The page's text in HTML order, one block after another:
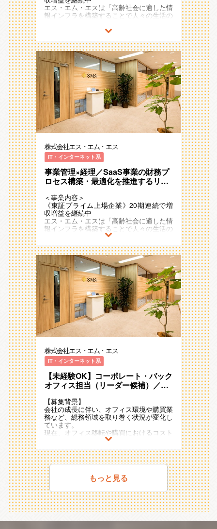
りごとは気軽に相談できる環境です。
■職務内容
・事業や所属部門の状況の変化等により、
会社の指示する職務内容へ変更することが
ある
・上記ルーティン業務の改善・効率化
・新規商材・新サービスの受注～入金
・J-SOX等の監査対応 など
ら、役割を柔軟に調整させていただきます
＜仕事のやりがい・働く魅力＞
【成長企業における業務経験】
成長企業ならではの変化に富んだ環境にお
いて、主体的かつ創造的な業務経験を積む
ことができます。
【多種多様なサービス対応】
人材紹介をメインとした様々なサービスが
あり、それぞれ得意先の傾向や用いる収益
認識基準などが異なるため、1企業に所属
しながら多くの経験を積むことができま
【事業貢献】
事業に直接繋がる業務を行っているため、
改善・効率化の成果がダイレクトに事業側
の改善・効率化へ繋がり、貢献実感が得ら
れやすいです。
＜将来のキャリアパス＞
【財務企画部内のキャリアパス】
ご本人の興味や志向性にもよりますが、具
体的には以下のようなキャリアパスが想定
されます。
・ローテーションや役割の拡張を通じて、
複数事業の業務を担当していただく。
・複数の業務で成果を出し続けた上で、マ
ネージャとして後輩の育成・マネジメント
に携わっていただく。
・部内の他グループ（経理財務・事業支
援・海外子会社管理）へ異動し経理として
の経験を積んでいく。
【全社横断的なキャリアパス】
財務企画部に固定されるわけではなく、柔
軟かつ豊富なキャリアパスが存在します。
・経営企画部門など他のコーポレート部門
・事業部への役割拡張（事業側の経営管理
責任者等）
＜入社後の流れ＞
入社後は全体研修を実施し、会社の理念や
事業内容、各種制度について説明します。
でキャッチアップを進めていただきます。
即戦力としてご活躍いただけるよう、必要
に応じてサポートしますので、不明点や困
りごとは気軽に相談できる環境です。
■勤務場所
・記載の勤務場所および会社の指定する場
所とする
■職務内容
・事業や所属部門の状況の変化等により、
会社の指示する職務内容へ変更することが
ある
■就業時間
・事業や所属部門の状況変化等により、就
業時間を変更することがある
販管経理グループでは、売上・請求・入金
といったルーティン業務をこなしながら、
ラブルに対応し、経理担当者が窓口となっ
て解決へと導く重要な役割を担っていま
す。
収益認識・消費税法・監査などの経理知識
を駆使しながら、部門をまたいだファシリ
テーションを通じて、事業課題の解決にも
貢献していただきます。
また、成長を続ける事業を支え続けるため
には、業務の仕組みや枠組みの整備も欠か
せません。日々の事業への支援と並行し
て、より強固な組織基盤を築いていくこと
も重要なミッションです。
今回の募集では、こうした業務をリード
ダー候補を求めています。
具体的な業務としては、以下を想定してい
ます。
・新規商材・新サービスの受注～入金
OPSの構築、運用
・既存OPSの見直し・整理・改善・効率
化
・事業部門からの問い合わせ対応、課題解
決
・J-SOX等の監査対応
・グループメンバーのマネジメント
み など
※上記業務を遂行するのに必要な業務理解
のため、日常業務（受注・売上の承認（エ
ビデンス確認）・請求書発行・入金業務な
ど）も実施頂きます。
これまでのご経験やご志向を伺いなが
ら、役割を柔軟に調整させて頂きます。
＜仕事のやりがい・働く魅力＞
【成長企業における業務経験】
成長企業ならではの変化に富んだ環境にお
ことができます。
【多種多様なサービス対応】
様々なサービスがあり、それぞれ得意先の
傾向や用いる収益認識基準などが異なるた
め、1企業に所属しながら多くの経験を積
むことができます。
【事業貢献】
事業に直接繋がる業務を行っているため、
改善・効率化の成果がダイレクトに事業側
の改善・効率化へ繋がり、貢献実感が得ら
れやすいです。
＜将来のキャリアパス＞
同社は一人ひとりの志向や適性を重視して
共にキャリアを築くことを目指しており、
専門職から管理職、さらには異業種への挑
戦まで、多様なキャリアプランを実現する
ことが可能です。
また、介護・障害福祉事業者向けの
SaaS、ヘルスケア、シニアライフ、海外
事業など、
幅広い領域でBtoB/BtoCの事業を展開して
おり、その数は40を超えます。
※ご入社時にお任せする役割は、ご経験・
ご志向に合わせて柔軟に検討させていただ
く想定です。
- 労務関連業務オペレーションの設計、
業務プロセス改善（AI・RPA等の活用含
む）
- 働き方を中心とした人事制度の企画・
設計のサポート
- 人事情報データベースの管理オペレー
ション設計・運用
- 労働時間管理業務、人員管理業務（入
退社・異動・休復職等）、給与計算業務、
社会保険手続業務、雇用管理業務（契約管
理・更新等）、安全衛生に関わる業務 等
- 子会社の人事労務業務支援
- その他人事に関わる業務全般 等
＜海外＞
- 海外駐在に関する制度、規定の企画
- 海外駐在に関する労務関連全般（ビザ
対応、社宅対応、赴任帰任に関する業務
等）
トナーと協働しながら運用
＜仕事のやりがい・働く魅力＞
・SMSグループ本社の人事・労務の立ち
位置で、個別機能に特化せず、広く労務領
域をご経験いただけます
・人事労務以外の人事領域での異動などの
チャレンジ機会・成長機会があります
・グループ・グローバル視野での成長に伴
う様々な人事領域のチャレンジ機会・成長
機会があります
・事業とも密接に連携するため、会社・事
業の成長を支えているといった手触り感が
あります
・3,000人規模の従業員を支えるプロセス
の構築・運用と海外労務の両方を経験する
ことができます
・将来的には労務領域にとどまらず、人事
制度企画やHRBP等の他人事領域に挑戦す
＜将来のキャリアパス＞
同社は一人ひとりの志向や適性を重視して
共にキャリアを築くことを目指しており、
専門職から管理職、さらには異業種への挑
戦まで、多様なキャリアプランを実現する
ことが可能です。
また、介護・障害福祉事業者向けの
SaaS、ヘルスケア、シニアライフ、海外
事業など、
幅広い領域でBtoB/BtoCの事業を展開して
おり、その数は40を超えます。
ルや事業フェーズに挑戦し、自分らしいキ
ャリアを築くことができます。
＜キャリアイメージ＞
・現場での経験を活かし、特定分野で専門
性を高める
・リーダーシップを発揮し、マネジメント
スキルを磨く
張する
「カイポケ」は介護・障害福祉事業所の運
営に不可欠な保険請求等の業務支援に加え
て、金融支援、求人支援、購買支援、
40以上のサービス・機能を提供してお
り、ICT活用による業務効率化と多面的な
経営支援で従事者（労働者）の負担軽減
や、
経営改善を支援するプラットフォームとし
て事業者経営の総合的なサポートを行って
います。
これまで、介護ソフトとしてクラウド化を
リードし、多くの事業者・介護業界のICT
化に貢献してきたカイポケですが、
今後の市場の成長性や、同社がミッション
として目指す"情報インフラ"としての事業
など、
複数の観点から事業を再解釈し、現在をカ
イポケの第2転換期と定義して、新規市
場・新規サービス/プロダクトの開発を進
めています。
それに伴って多くのポジションや役割が生
る環境です。
＜配属部署＞
■配属予定
・介護・障害福祉経営支援事業部 事業開
発部 購買支援グループ
■購買支援グループの概要
・カイポケ経営支援サービスの中で、モノ
（サービス）の調達面で事業経営を支える
グループです
・各種メーカーと交渉し集中購買を行い、
介護・障害福祉事業者の運営に必要なモノ
（サービス）を安価に提供を行う事で事業
者の経営支援を行っています。
・レンタルモバイル事業、レンタルタブレ
ット事業を始めとして、現在8商材を扱っ
ています。
■取り扱い商材
・レンタルモバイル、レンタルタブレット
など8商材
■メンバー構成
・セールス担当
・カスタマーサクセス担当
・ミドルバックオフィス担当 ★今回の募
集ポジションです
＜仕事内容＞
モバイル・タブレット部門の運営事務に関
連する幅広い事務業務を担当いただきま
す。
・請求作業
・業務オペレーション設計
・計数管理ダッシュボード作成
・倉庫側への出荷指示、運用計画策定、端
末調達
めていく予定です。
医療・介護/障害福祉領域を対象とした国
マーケットリーダーとして急速な成長を遂
げ、エス・エム・エスグループ全体の成長
を牽引してきました。
急速に高齢化が進む日本において医療・介
護・福祉従事者不足は、大きな問題です。
同社のキャリア事業は、単純に「従事者不
足の業界に人材を斡旋してマネタイズす
る」というコンセプトではなく、
「医療・介護領域における根本的な人材不
足を如何にして解消・緩和するのか」の一
環として展開しており、
入促進のための資格取得支援／スクール運
営や定着支援、
スキル・キャリアアップ情報を提供するコ
ミュニティサイト運営など多彩な事業・サ
ービス展開に取り組んでいます。
＜配属部署＞
キャリア人材開発部 新卒採用支援グルー
プ となるキャリア事業人事組織への配属
予定となります。
キャリア人材開発部は新卒採用／中途採用
／人事企画でチームが分かれており、全体
で30名弱のメンバーが在籍中の少数精鋭
組織です。
人事未経験からの入社やキャリア事業の営
業職からの異動も多く、固定概念にとらわ
れずに新しい施策や改善をPDCAを回しな
がら取り組んでいます。
今回は、その中でも新卒採用支援グループ
において、リーダー/マネージャー候補と
して配属を予定しております。
※ご経験やご能力によっては、そのほかの
人事組織での業務をお任せする可能性もご
ざいます
＜仕事内容＞
新卒採用活動全般をメイン業務として、経
営戦略・事業戦略とリンクさせながら採用
戦略を立案・推進をしていただきます。
＜具体的には＞
ス責任者）
‐言われた要件で採用するのではなく、
事業戦略や組織課題を把握したうえで、採
用要件定義を行って頂きます。そのため、
事業戦略の理解/採用マーケットの理解が
・採用戦略の策定/運用
‐まずは母集団形成に注力し、新卒採用
ならではの幅広い採用チャネルである、人
材紹介・ダイレクトスカウト・媒体・イベ
ント、自社集客等ターゲットに併せたチャ
ネル戦略を策定し、開始時期を検討し
PDCAを回して頂きます。
・採用プロセスの構築/企画/改善/運用
‐インターンシップ・イベント・説明
会・選考フローの企画/設計を行っていた
エス・エム・エスは「高齢社会に適した情
報インフラを構築することで人々の生活の
というミッションを掲げ、多様な事業・ビ
超高齢社会に突入したことで多くの社会課
題が発生していますが、人々のニーズや関
心の高まりをビジネスチャンスとして捉
え、
「高齢社会×情報」を切り口に「医療」
「介護/障害福祉」「ヘルスケア」「シニ
アライフ」領域で、40以上のサービスを
運営しています。
例）介護事業者向け業界特化型SaaS、
ICTを活用した生活習慣病重症化予防のリ
モートチャット指導、
サイトやキャリア支援
2011年の東証一部（現：プライム）上場
後も国内外で新規事業の創出をさらに加速
させており、
20期連続で増収増益のメガベンチャー企
業として存在感を強めています。
また、アジア・ヨーロッパ・オセアニアな
ど海外17ヵ国でも事業を展開しており、
今後も日本国内に留まらず既存事業の拡
大・成長と新規事業の開発を加速度的に進
めていく予定です。
＜配属部署＞
今回の配属部署は、経営管理本部の直下の
財務企画部に属する販管経理第一グループ
です。
■経営管理本部について
事業数・事業責任者が多数存在している中
で、経営陣の意向も汲み取りつつ、①エ
ス･エム･エスグループ全体の経営サポー
ト、②個別事業の運営サポートの２つを行
うことが経営管理本部のミッションです。
あります。
（１）販管経理第一グループ・・・エス・
エム・エスの基幹事業に関する債権管理・
請求書発行・事業ごとのプロセス設計・運
用を担う
（２）販管経理第二グループ・・・SaaS
得意先対応のプロセス設計・運用を担う
（３）経理財務グループ・・・経理財務業
務及び会社横断のプロセス設計・運用を担
う
（４）事業支援グループ・・・主たる事業
である人材紹介サービスを始め、様々な事
業の推進をサポートしつつ、バックオフィ
スと事業の連携業務を担う
（５）海外子会社管理グループ・・・海外
子会社の経理・財務オペレーションの改善
を担う
■販管経理第一グループについて
30代を中心とした8名のチームで、エス・
エム・エスの成長を支える売上・請求関連
業務を担っています。多岐にわたるビジネ
株式会社エス・エム・エス
IT・インターネット系
事業管理×経理／SaaS事業の財務プ
ロセス構築・最適化を推進するリー
＜事業内容＞
《東証プライム上場企業》20期連続で増
収増益を継続中
エス・エム・エスは「高齢社会に適した情
報インフラを構築することで人々の生活の
質を向上し、社会に貢献し続ける」
というミッションを掲げ、多様な事業・ビ
ジネスモデルを展開しています 。
超高齢社会に突入したことで多くの社会課
題が発生していますが、人々のニーズや関
心の高まりをビジネスチャンスとして捉
え、
「高齢社会×情報」を切り口に「医療」
「介護/障害福祉」「ヘルスケア」「シニ
アライフ」領域で、40以上のサービスを
運営しています。
例）介護事業者向け業界特化型SaaS、
ICTを活用した生活習慣病重症化予防のリ
医療介護従事者向け専門情報コミュニティ
サイトやキャリア支援
2011年の東証一部（現：プライム）上場
後も国内外で新規事業の創出をさらに加速
させており、
20期連続で増収増益のメガベンチャー企
業として存在感を強めています。
また、アジア・ヨーロッパ・オセアニアな
ど海外17ヵ国でも事業を展開しており、
今後も日本国内に留まらず既存事業の拡
大・成長と新規事業の開発を加速度的に進
＜配属部署＞
今回の配属部署は、経営管理本部の直下の
財務企画部に属する販管経理第二グループ
です。
■経営管理本部について
事業数・事業責任者が多数存在している中
ス･エム･エスグループ全体の経営サポー
株式会社エス・エム・エス
IT・インターネット系
【未経験OK】コーポレート・バック
オフィス担当（リーダー候補）／プ
買領域
【募集背景】
会社の成長に伴い、オフィス環境や購買業
務など、総務領域を取り巻く状況が変化し
ています。
現在、オフィス移転や購買におけるコスト
削減などの課題に加え、近しい領域におけ
る変革や新たな検討事項が増えています。
そのため、特定の業務をこなすだけでな
く、総務をはじめとする全社に関連するあ
らゆる課題を発見し、プロジェクトとして
社内外を巻き込みながら推進する力が求め
られています。
このような背景から、プロジェクトマネジ
メントやオペレーション設計に強みを持つ
もっと見る